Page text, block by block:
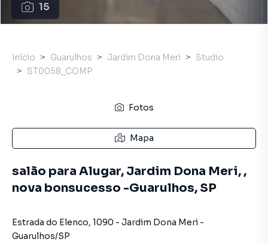
15
Início Guarulhos Jardim Dona Meri
Studio
ST0058_COMP
Fotos
Mapa
salão para Alugar, Jardim Dona Meri, ,
nova bonsucesso -Guarulhos, SP
Estrada do Elenco, 1090 - Jardim Dona Meri -
Guarulhos/SP